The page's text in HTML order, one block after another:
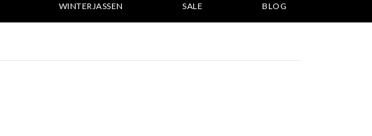
WINTERJASSEN SALE BLOG